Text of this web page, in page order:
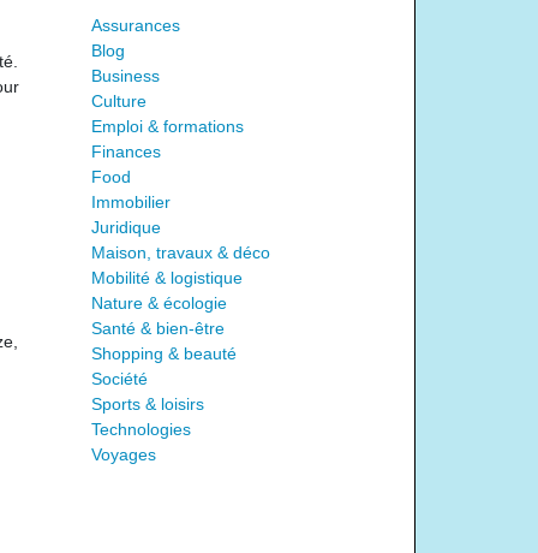
Assurances
Blog
Business
Culture
Emploi & formations
Finances
Food
Immobilier
Juridique
Maison, travaux & déco
Mobilité & logistique
Nature & écologie
Santé & bien-être
Shopping & beauté
Société
Sports & loisirs
Technologies
Voyages